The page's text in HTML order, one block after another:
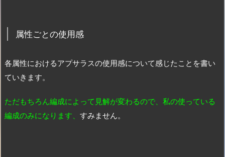
属性ごとの使用感
各属性におけるアプサラスの使用感について感じたことを書い
ていきます。
ただもちろん編成によって見解が変わるので、私の使っている
編成のみになります、 すみません。